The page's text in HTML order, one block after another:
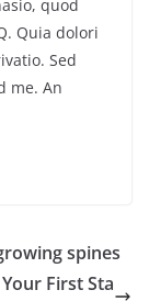
quod
Quia dolori
Sed
me. An
spines
First Sta